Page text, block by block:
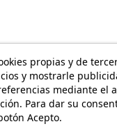
propias y de
y mostrarle
mediante el
Para dar su
Acepto.